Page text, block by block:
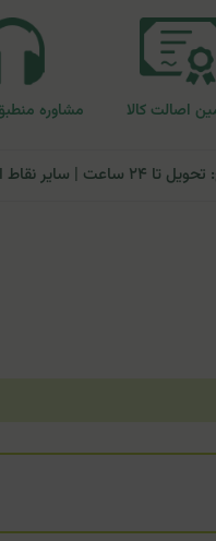
اصالت کالا مشاوره
ارسال سریع به پست